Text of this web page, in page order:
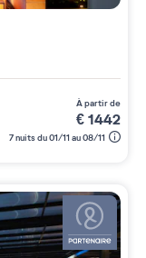
à partir de
€1442
7 nuits du 01/11 au 08/11